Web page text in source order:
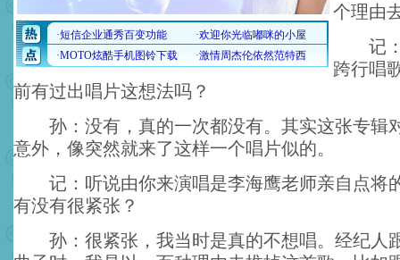
个理由
记：
跨行唱
前有过出唱片这想法吗？
孙：没有，真的一次都没有。其实这张专辑
意外，像突然就来了这样一个唱片似的。
记：听说由你来演唱是李海鹰老师亲自点将
有没有很紧张？
孙：很紧张，我当时是真的不想唱。经纪人